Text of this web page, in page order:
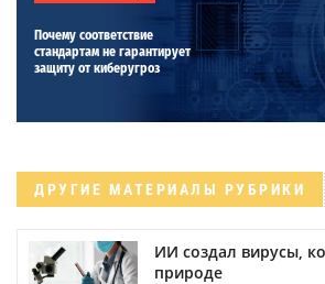
Почему соответствие
стандартам не гарантирует
защиту от киберугроз
ДРУГИЕ МАТЕРИАЛЫ РУБРИКИ
ИИ создал вирусы,
природе